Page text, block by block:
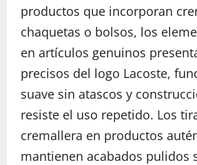
productos que incorporan
chaquetas o bolsos, los
en artículos genuinos
precisos del logo Lacoste,
suave sin atascos y
resiste el uso repetido. Los
cremallera en productos
mantienen acabados pulidos